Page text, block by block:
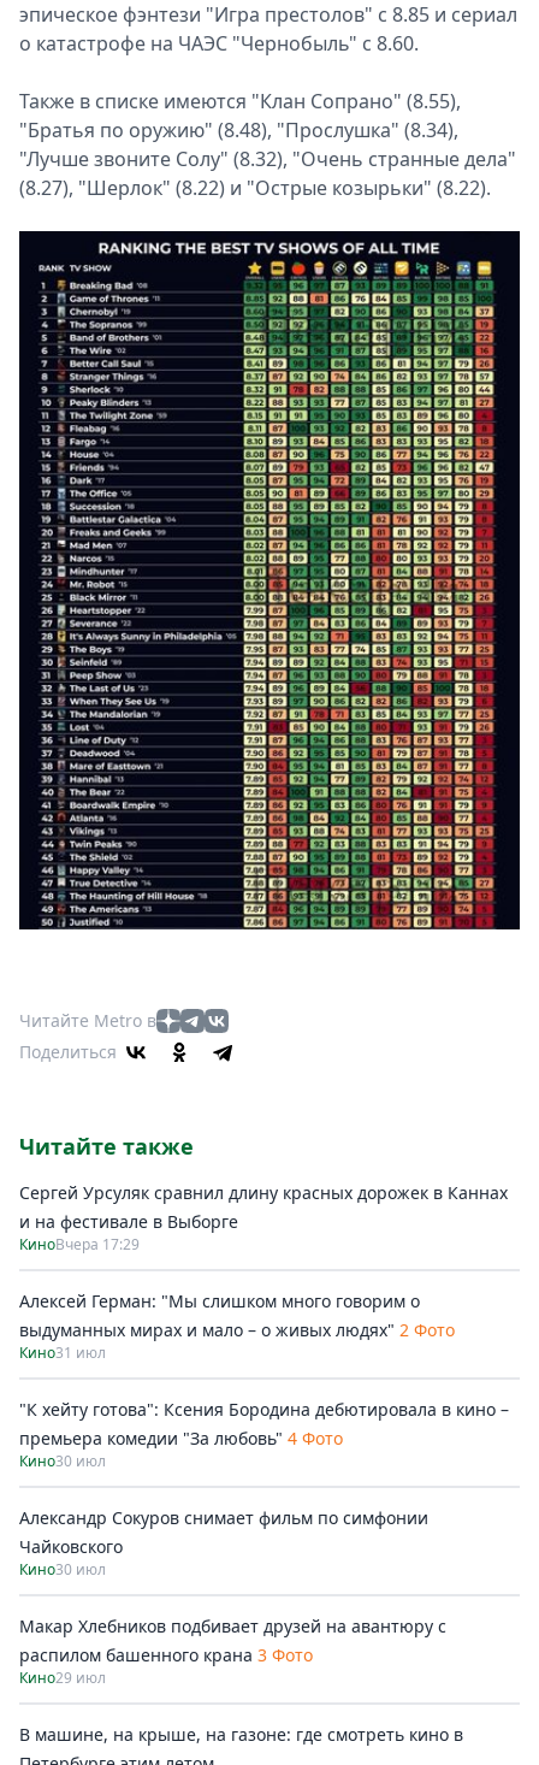
эпическое фэнтези "Игра престолов" с 8.85 и сериал
о катастрофе на ЧАЭС "Чернобыль" с 8.60.
Также в списке имеются "Клан Сопрано" (8.55),
"Братья по оружию" (8.48), "Прослушка" (8.34),
"Лучше звоните Солу" (8.32), "Очень странные дела"
(8.27), "Шерлок" (8.22) и "Острые козырьки" (8.22).
Читайте Metro в
Поделиться
Читайте также
Сергей Урсуляк сравнил длину красных дорожек в Каннах
и на фестивале в Выборге
КиноВчера 17:29
Алексей Герман: "Мы слишком много говорим о
выдуманных мирах и мало – о живых людях" 2 Фото
Кино31 июл
"К хейту готова": Ксения Бородина дебютировала в кино –
премьера комедии "За любовь" 4 Фото
Кино30 июл
Александр Сокуров снимает фильм по симфонии
Чайковского
Кино30 июл
Макар Хлебников подбивает друзей на авантюру с
распилом башенного крана 3 Фото
Кино29 июл
В машине, на крыше, на газоне: где смотреть кино в